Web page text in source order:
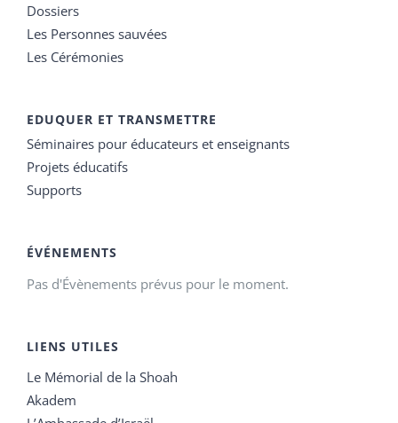
Dossiers
Les Personnes sauvées
Les Cérémonies
EDUQUER ET TRANSMETTRE
Séminaires pour éducateurs et enseignants
Projets éducatifs
Supports
ÉVÉNEMENTS
Pas d'Évènements prévus pour le moment.
LIENS UTILES
Le Mémorial de la Shoah
Akadem